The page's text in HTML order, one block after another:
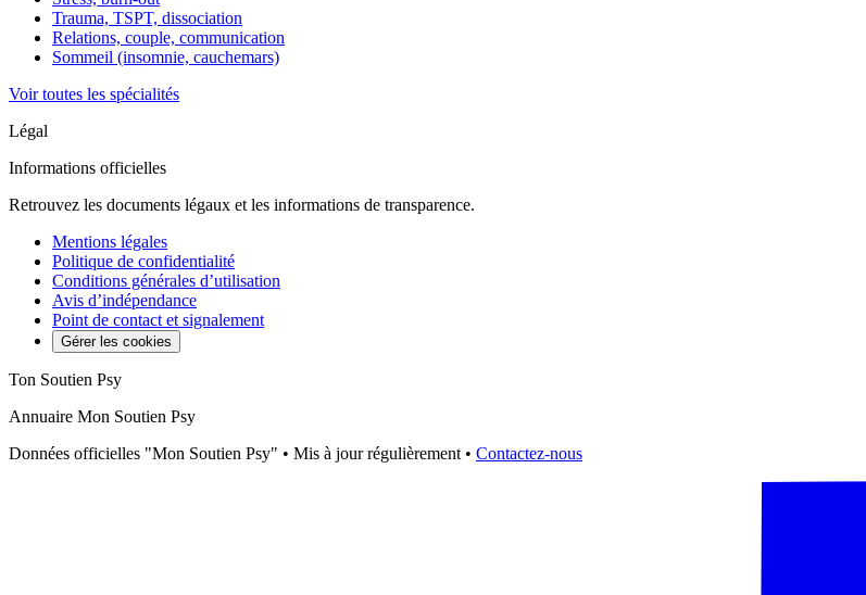
Trauma, TSPT, dissociation
Relations, couple, communication
Sommeil (insomnie, cauchemars)
Voir toutes les spécialités
Légal
Informations officielles
Retrouvez les documents légaux et les informations de transparence.
Mentions légales
Politique de confidentialité
Conditions générales d’utilisation
Avis d’indépendance
Point de contact et signalement
Gérer les cookies
Ton Soutien Psy
Annuaire Mon Soutien Psy
Données officielles "Mon Soutien Psy" • Mis à jour régulièrement • Contactez-nous